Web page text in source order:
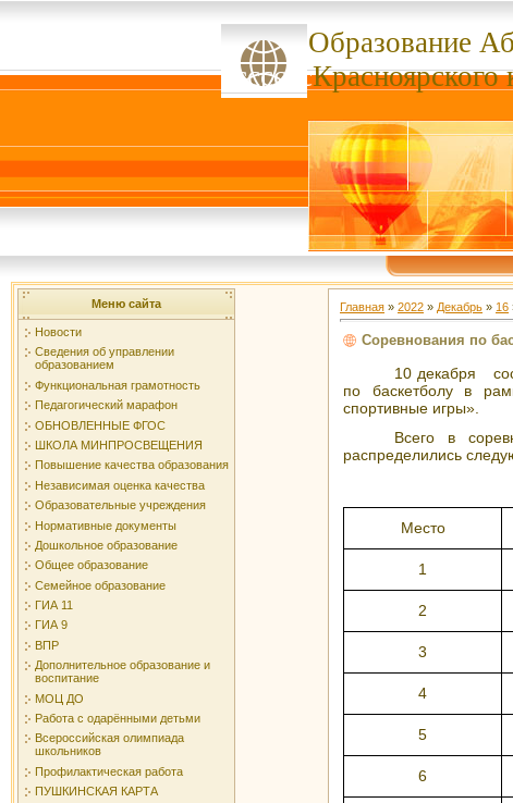
Образование
сссссссКрасноярского
Меню сайта
Новости
Сведения об управлении
образованием
Функциональная грамотность
Педагогический марафон
ОБНОВЛЕННЫЕ ФГОС
ШКОЛА МИНПРОСВЕЩЕНИЯ
Повышение качества образования
Независимая оценка качества
Образовательные учреждения
Нормативные документы
Дошкольное образование
Общее образование
Семейное образование
ГИА 11
ГИА 9
ВПР
Дополнительное образование и
воспитание
МОЦ ДО
Работа с одарёнными детьми
Всероссийская олимпиада
школьников
Профилактическая работа
ПУШКИНСКАЯ КАРТА
Главная » 2022 » Декабрь » 16
Соревнования по
10 декабря
по баскетболу в
спортивные игры».
Всего в
распределились
Место
1
2
3
4
5
6